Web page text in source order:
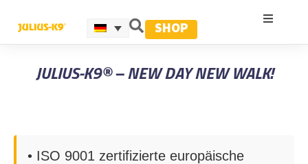
SHOP
JULIUS-K9® – NEW DAY NEW WALK!
• ISO 9001 zertifizierte europäische